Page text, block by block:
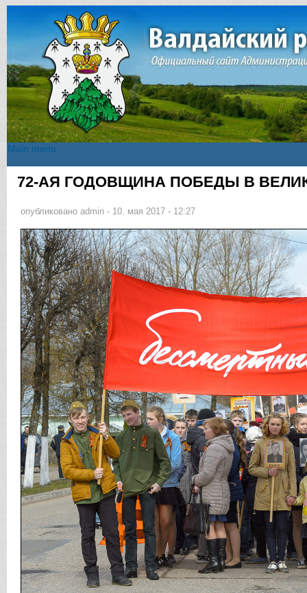
Main menu
Вы здесь
72-АЯ ГОДОВЩИНА ПОБЕДЫ В
опубликовано admin - 10. мая 2017 - 12:27